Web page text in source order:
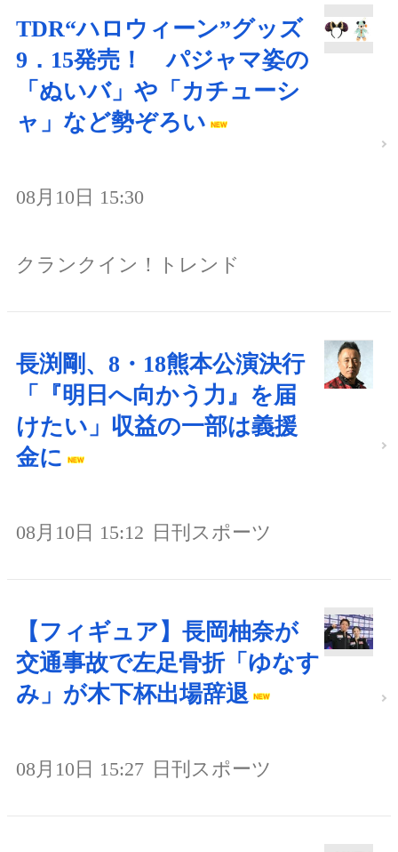
TDR“ハロウィーン”グッズ
9．15発売！ パジャマ姿の
「ぬいバ」や「カチューシ
ャ」など勢ぞろい
08月10日 15:30
クランクイン！トレンド
長渕剛、8・18熊本公演決行
「『明日へ向かう力』を届
けたい」収益の一部は義援
金に
08月10日 15:12 日刊スポーツ
【フィギュア】長岡柚奈が
交通事故で左足骨折「ゆなす
み」が木下杯出場辞退
08月10日 15:27 日刊スポーツ